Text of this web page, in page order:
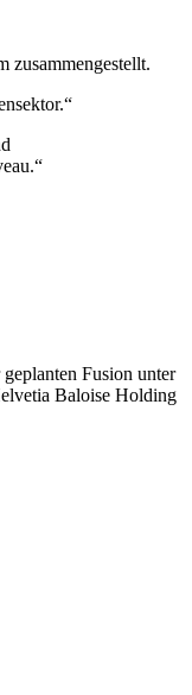
zusammengestellt.
Fusion unter
Baloise Holding